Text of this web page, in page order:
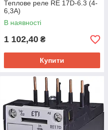
Теплове реле RE 17D-6.3 (4-
6,3A)
В наявності
1 102,40 ₴
Купити